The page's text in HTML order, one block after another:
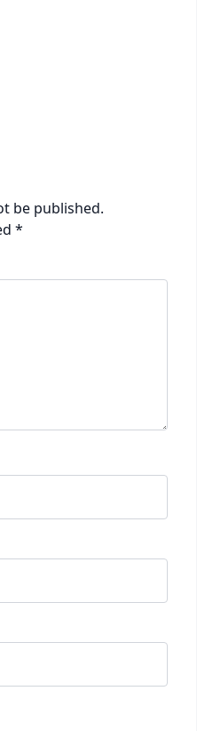
be published.
*